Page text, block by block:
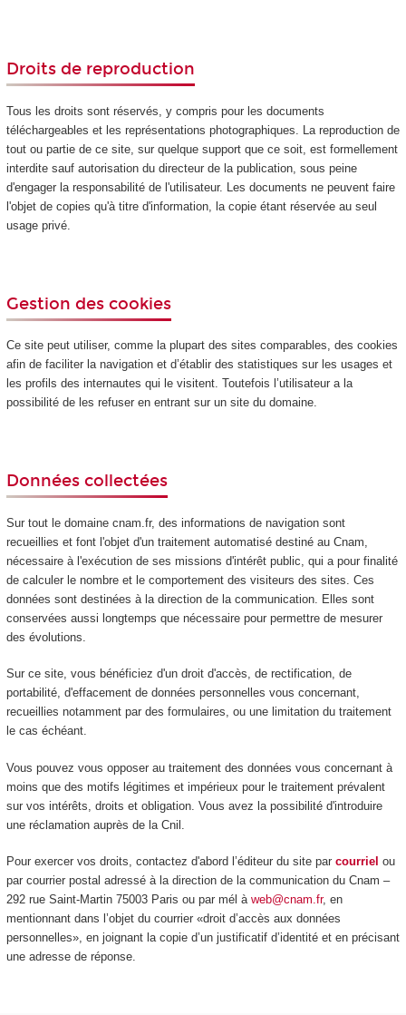
Droits de reproduction
Tous les droits sont réservés, y compris pour les documents
téléchargeables et les représentations photographiques. La reproduction de
tout ou partie de ce site, sur quelque support que ce soit, est formellement
interdite sauf autorisation du directeur de la publication, sous peine
d'engager la responsabilité de l'utilisateur. Les documents ne peuvent faire
l'objet de copies qu'à titre d'information, la copie étant réservée au seul
usage privé.
Gestion des cookies
Ce site peut utiliser, comme la plupart des sites comparables, des cookies
afin de faciliter la navigation et d’établir des statistiques sur les usages et
les profils des internautes qui le visitent. Toutefois l’utilisateur a la
possibilité de les refuser en entrant sur un site du domaine.
Données collectées
Sur tout le domaine cnam.fr, des informations de navigation sont
recueillies et font l'objet d'un traitement automatisé destiné au Cnam,
nécessaire à l'exécution de ses missions d'intérêt public, qui a pour finalité
de calculer le nombre et le comportement des visiteurs des sites. Ces
données sont destinées à la direction de la communication. Elles sont
conservées aussi longtemps que nécessaire pour permettre de mesurer
des évolutions.
Sur ce site, vous bénéficiez d'un droit d'accès, de rectification, de
portabilité, d'effacement de données personnelles vous concernant,
recueillies notamment par des formulaires, ou une limitation du traitement
le cas échéant.
Vous pouvez vous opposer au traitement des données vous concernant à
moins que des motifs légitimes et impérieux pour le traitement prévalent
sur vos intérêts, droits et obligation. Vous avez la possibilité d'introduire
une réclamation auprès de la Cnil.
Pour exercer vos droits, contactez d'abord l’éditeur du site par courriel ou
par courrier postal adressé à la direction de la communication du Cnam –
292 rue Saint-Martin 75003 Paris ou par mél à web@cnam.fr, en
mentionnant dans l’objet du courrier «droit d’accès aux données
personnelles», en joignant la copie d’un justificatif d’identité et en précisant
une adresse de réponse.